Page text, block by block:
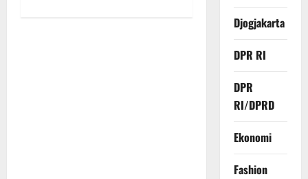
Djogjakarta
DPR RI
DPR
RI/DPRD
Ekonomi
Fashion